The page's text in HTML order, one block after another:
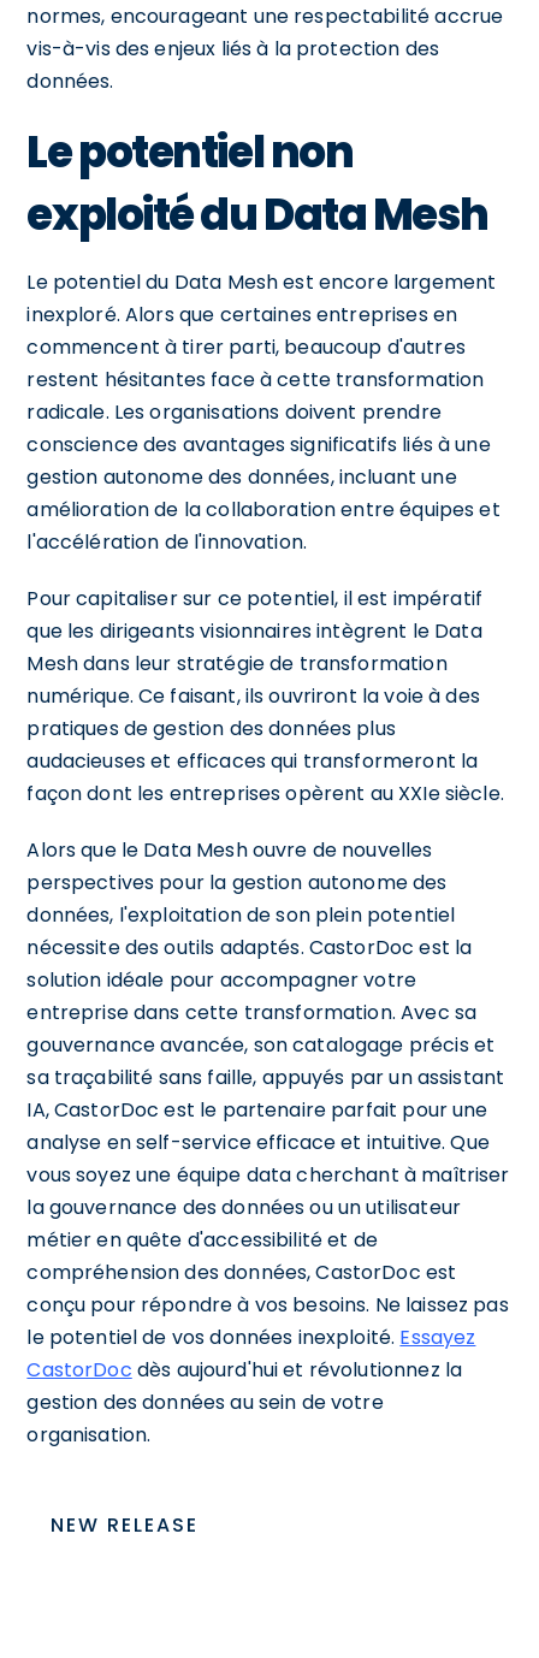
normes, encourageant une respectabilité accrue
vis-à-vis des enjeux liés à la protection des
données.
Le potentiel non
exploité du Data Mesh
Le potentiel du Data Mesh est encore largement
inexploré. Alors que certaines entreprises en
commencent à tirer parti, beaucoup d'autres
restent hésitantes face à cette transformation
radicale. Les organisations doivent prendre
conscience des avantages significatifs liés à une
gestion autonome des données, incluant une
amélioration de la collaboration entre équipes et
l'accélération de l'innovation.
Pour capitaliser sur ce potentiel, il est impératif
que les dirigeants visionnaires intègrent le Data
Mesh dans leur stratégie de transformation
numérique. Ce faisant, ils ouvriront la voie à des
pratiques de gestion des données plus
audacieuses et efficaces qui transformeront la
façon dont les entreprises opèrent au XXIe siècle.
Alors que le Data Mesh ouvre de nouvelles
perspectives pour la gestion autonome des
données, l'exploitation de son plein potentiel
nécessite des outils adaptés. CastorDoc est la
solution idéale pour accompagner votre
entreprise dans cette transformation. Avec sa
gouvernance avancée, son catalogage précis et
sa traçabilité sans faille, appuyés par un assistant
IA, CastorDoc est le partenaire parfait pour une
analyse en self-service efficace et intuitive. Que
vous soyez une équipe data cherchant à maîtriser
la gouvernance des données ou un utilisateur
métier en quête d'accessibilité et de
compréhension des données, CastorDoc est
conçu pour répondre à vos besoins. Ne laissez pas
le potentiel de vos données inexploité. Essayez
CastorDoc dès aujourd'hui et révolutionnez la
gestion des données au sein de votre
organisation.
NEW RELEASE